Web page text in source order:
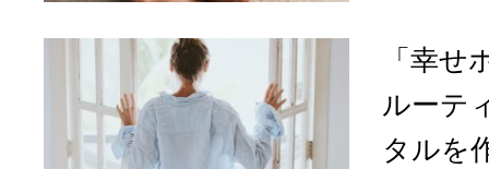
「幸
ルーテ
タルを